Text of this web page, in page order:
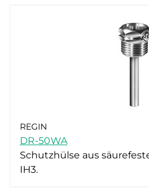
REGIN
DR-50WA
Schutzhülse aus
IH3.